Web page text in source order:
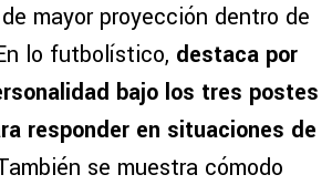
mayor proyección dentro de
lo futbolístico, destaca por
bajo los tres postes
responder en situaciones de
se muestra cómodo